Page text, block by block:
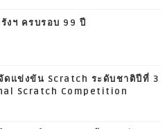
งฯ ครบรอบ 99 ปี
ดแข่งขัน Scratch ระดับชาติปีที่ 3
Scratch Competition